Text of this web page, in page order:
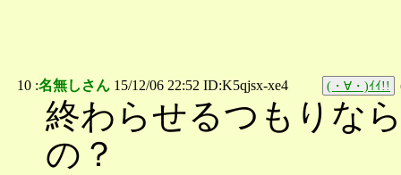
10 :名無しさん 15/12/06 22:52 ID:K5qjsx-xe4 (・∀・)ｲｲ!!
終わらせるつもりな
の？